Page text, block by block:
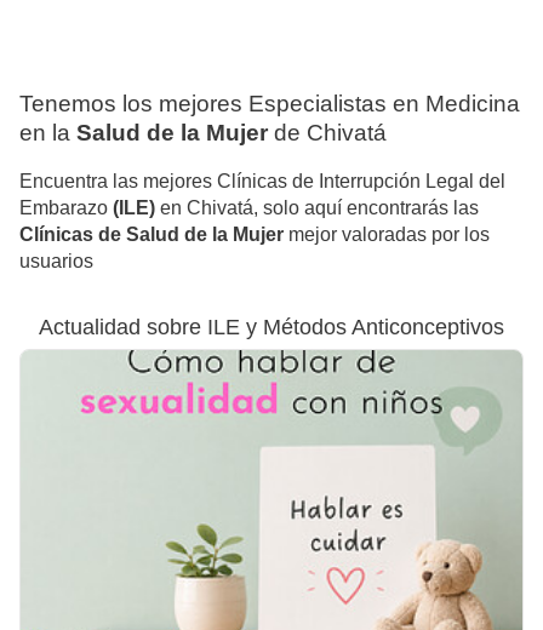
Tenemos los mejores Especialistas en Medicina
en la Salud de la Mujer de Chivatá
Encuentra las mejores Clínicas de Interrupción Legal del
Embarazo (ILE) en Chivatá, solo aquí encontrarás las
Clínicas de Salud de la Mujer mejor valoradas por los
usuarios
Actualidad sobre ILE y Métodos Anticonceptivos